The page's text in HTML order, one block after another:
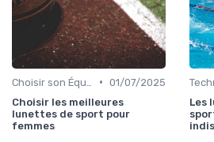
• 01/07/2025
Choisir les meilleures
lunettes de sport pour
femmes
Les